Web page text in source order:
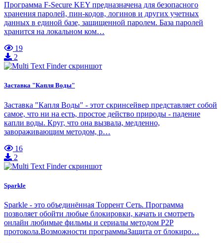
Программа F-Secure KEY предназначена для безопасного
хранения паролей, пин-кодов, логинов и других учетных
данных в единой базе, защищенной паролем. База паролей
хранится на локальном ком…
19
2
Заставка "Капля Воды"
Заставка "Капля Воды" - этот скринсейвер представляет собой
самое, что ни на есть, простое действо природы - падение
капли воды. Круг, что она вызвала, медленно,
завораживающим методом, р…
16
2
Sparkle
Sparkle - это объединённая Торрент Сеть. Программа
позволяет обойти любые блокировки, качать и смотреть
онлайн любимые фильмы и сериалы методом P2P
протокола.Возможности программыЗащита от блокиро…